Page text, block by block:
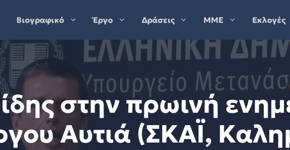
Βιογραφικό Έργο Δράσεις ΜΜΕ Εκλογές
στην πρωινή
Αυτιά (ΣΚΑΪ,